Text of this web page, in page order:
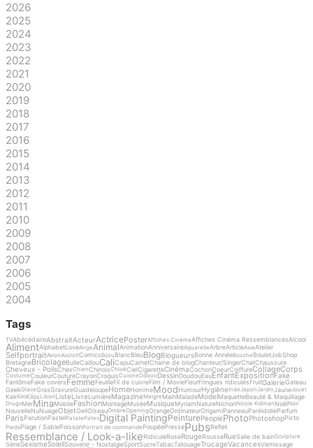
2026
2025
2024
2023
2022
2021
2020
2019
2018
2017
2016
2015
2014
2013
2012
2011
2010
2009
2008
2007
2006
2005
2004
Tags
TVAbécédaireAbstraitActeurActricePosterAffiches CinémaAffiches Cinéma RessemblancesAlcool
AlimentAlphabetLoveAngeAnimalAnimationAnniversaireAquarelleArbreArticleAsieAtelier
SelfportraitAvionAxolotlComicsBijou BlancBleuBlogBlogueursBonne AnnéeBouche BouletJobShop
BretagneBricolageBulleCaillouCaliCapuCarnetChaine de blogChanteur/SingerChatChaussure
Cheveux - PoilsChexChienChinoisChloéCielCigaretteCinémaCochonCoeurCoiffureCollageCorps
CostumeCouleurCoutureCrayonCroquisCuisineDdoooDessinDoudouEauEnfantExpositionFake
FantômeFake coversFemmeFeuilleFil de cuivreFilm / MovieFleurFringues ridiculesFruitGalerieGateau
GeekGlaceGrasGravureGuadeloupeHomeHommeMoodHumourHygièneIndeJaponJardinJauneJouet
KekKikiKilosLibon ListeLivreLumièreMagazineMaigre MainMaladeModelMaquetteBeauté & Maquillage
DrugsMerMinaMobileFashionMontageMuséeMusiqueMyriamNatureNichonNicole Kidman NoëlNoir
NouvelleNuNuageObjetOeilOiseauOmbreOpeningOrangeOrdinateurOrigamiPanneauParéidolieParfum
ParisParutionPastel PatatePatesDigital PaintingPeinturePeoplePhotoPhotoshopPicto
PiedsPlage / SablePoissonPortrait de commande PoupéePressePubsReflet
Ressemblance / Look-a-likeRidiculeRoseRougeRousseRueSalle de bainSculpture
SérieSexismeSoleilSouvenir - NostalgieSportSucreTabacTatouageTrucageVacancesVernissage